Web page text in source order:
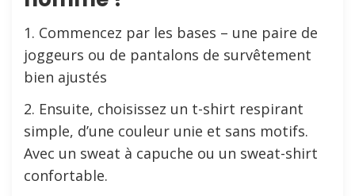
1. Commencez par les bases – une paire de
joggeurs ou de pantalons de survêtement
bien ajustés
2. Ensuite, choisissez un t-shirt respirant
simple, d’une couleur unie et sans motifs.
Avec un sweat à capuche ou un sweat-shirt
confortable.